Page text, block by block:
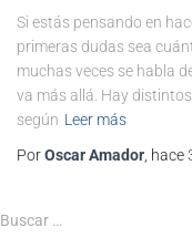
Si estás pensando en
primeras dudas sea
muchas veces se habla
va más allá. Hay
según Leer más
PorOscar Amador, hace
Buscar …